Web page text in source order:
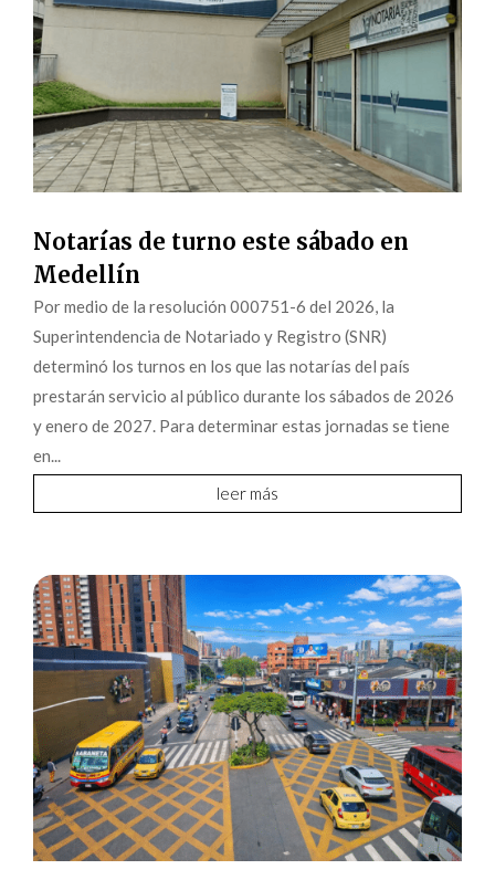
Notarías de turno este sábado en
Medellín
Por medio de la resolución 000751-6 del 2026, la
Superintendencia de Notariado y Registro (SNR)
determinó los turnos en los que las notarías del país
prestarán servicio al público durante los sábados de 2026
y enero de 2027. Para determinar estas jornadas se tiene
en...
leer más